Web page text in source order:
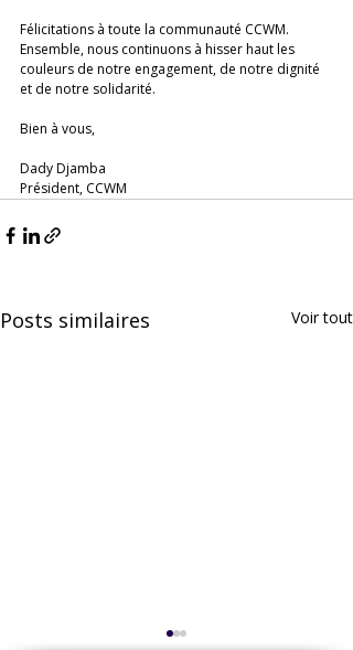
Félicitations à toute la communauté CCWM.
Ensemble, nous continuons à hisser haut les
couleurs de notre engagement, de notre dignité
et de notre solidarité.
Bien à vous,
Dady Djamba
Président, CCWM
Posts similaires Voir tout